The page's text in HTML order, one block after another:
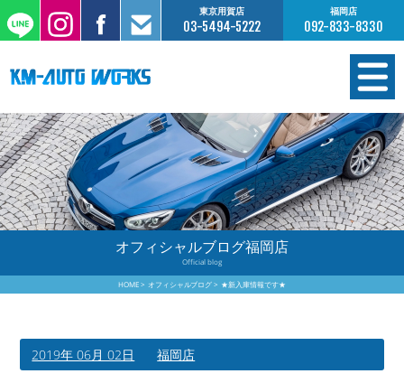
東京用賀店
03-5494-5222
福岡店
092-833-8330
在庫情報
オーダー販売
工場サービス
保証について
買取査定のご案内
オフィシャルブログ福岡店
Official blog
HOME オフィシャルブログ ★新入庫情報です★
2019年 06月 02日 福岡店